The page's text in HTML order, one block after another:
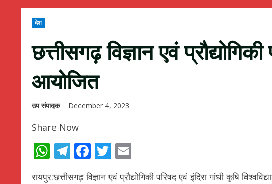
देश
छत्तीसगढ़ विज्ञान एवं प्रौद्योगिकी
आयोजित
उप संपादक December 4, 2023
Share Now
WhatsApp
Telegram
Facebook
Twitter
रायपुर:छत्तीसगढ़ विज्ञान एवं प्रौद्योगिकी परिषद एवं इंदिरा गांधी कृषि